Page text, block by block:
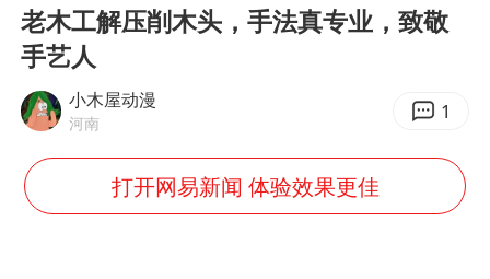
扎哈罗娃批广岛市长不提美国原子弹
关之琳否认与27岁模特的恋情
多地要求领导干部带头休假
老木工解压削木头，手法真专业，致敬
手艺人
小木屋动漫
河南 1
打开网易新闻 体验效果更佳